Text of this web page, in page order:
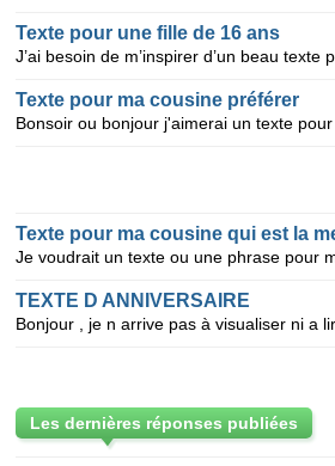
Texte pour une fille de 16 ans
Texte pour ma cousine préférer
Texte pour ma cousine qui est la
Je voudrait un texte ou une phrase pour
TEXTE D ANNIVERSAIRE
Les dernières réponses publiées